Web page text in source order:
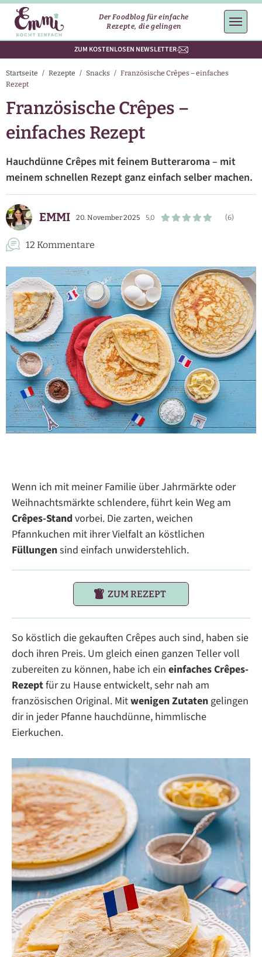
Der Foodblog für einfache
Rezepte, die gelingen
ZUM KOSTENLOSEN NEWSLETTER
Startseite / Rezepte / Snacks / Französische Crêpes – einfaches
Rezept
Französische Crêpes –
einfaches Rezept
Hauchdünne Crêpes mit feinem Butteraroma – mit
meinem schnellen Rezept ganz einfach selber machen.
EMMI 20. November 2025 5,0 (6)
12 Kommentare
Wenn ich mit meiner Familie über Jahrmärkte oder
Weihnachtsmärkte schlendere, führt kein Weg am
Crêpes-Standvorbei. Die zarten, weichen
Pfannkuchen mit ihrer Vielfalt an köstlichen
Füllungensind einfach unwiderstehlich.
ZUM REZEPT
So köstlich die gekauften Crêpes auch sind, haben sie
doch ihren Preis. Um gleich einen ganzen Teller voll
zubereiten zu können, habe ich ein einfaches Crêpes-
Rezeptfür zu Hause entwickelt, sehr nah am
französischen Original. Mitwenigen Zutatengelingen
dir in jeder Pfanne hauchdünne, himmlische
Eierkuchen.